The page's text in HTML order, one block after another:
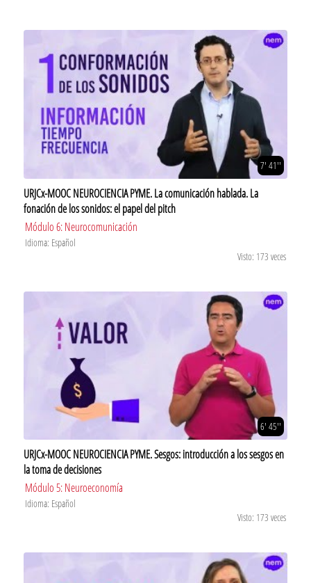
7' 41''
URJCx-MOOC NEUROCIENCIA PYME. La comunicación hablada. La
fonación de los sonidos: el papel del pitch
Módulo 6: Neurocomunicación
Idioma: Español
Visto: 173 veces
6' 45''
URJCx-MOOC NEUROCIENCIA PYME. Sesgos: introducción a los sesgos en
la toma de decisiones
Módulo 5: Neuroeconomía
Idioma: Español
Visto: 173 veces